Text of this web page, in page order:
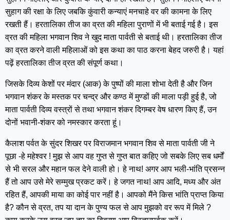
सुहाग की रक्षा के लिए जबकि कुंवारी कन्याएं मनचाहे वर की कामना के लिए
रखती हैं। हरतालिका तीज का व्रत की महिला पुराणों में भी बताई गई है। इस
व्रत की महिला भगवान शिव ने खुद माता पार्वती से बताई थी। हरतालिका तीज
का व्रत करने वाली महिलाओं को इस कथा का पाठ करना बेहद जरुरी है। यहां
पढ़ें हरतालिका तीज व्रत की संपूर्ण कथा।
जिसके दिव्य केशों पर मंदार (आक) के पुष्पों की माला शोभा देती है और जिन
भगवान शंकर के मस्तक पर चन्द्र और कण्ठ में मुण्डों की माला पड़ी हुई है, जो
माता पार्वती दिव्य वस्त्रों से तथा भगवान शंकर दिगम्बर वेष धारण किए हैं, उन
दोनों भवानी-शंकर को नमस्कार करता हूं।
कैलाश पर्वत के सुंदर शिखर पर विराजमान भगवान शिव से माता पार्वती जी ने
पूछा -हे महेश्वर ! मुझ से आप वह गुप्त से गुप्त बात कहिए जो सबके लिए सब धर्मों
से भी सरल और महान फल देने वाली हो। हे नाथ! अगर आप भली-भांति प्रसन्न
हैं तो आप उसे मेरे सम्मुख प्रकट करें। हे जगत नाथ! आप आदि, मध्य और अंत
रहित हैं, आपकी माया का कोई पार नहीं है। आपको मैंने किस भांति प्राप्त किया
है? कौन से व्रत, तप या दान के पुण्य फल से आप मुझको वर रूप में मिले ?